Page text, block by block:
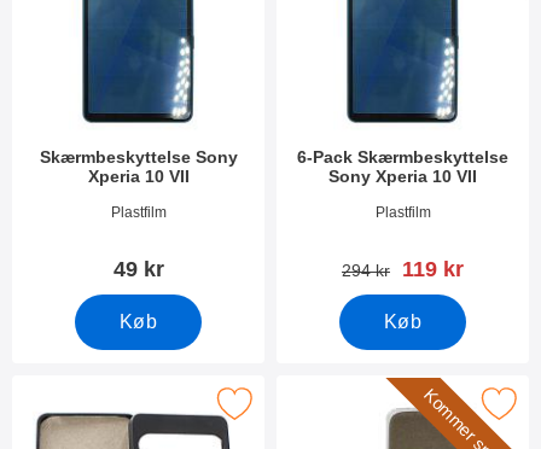
Skærmbeskyttelse Sony
Xperia 10 VII
Varenr 54282Plastfilm
49 kr
Køb
6-Pack Skærmbeskyttelse
Sony Xperia 10 VII
Varenr 54283Plastfilm
pris
294 kr pris
119 kr
Køb
Marker tPU Cover Sony Xperia 10 VII som favorit
Marker ultra Thin TPU Cover